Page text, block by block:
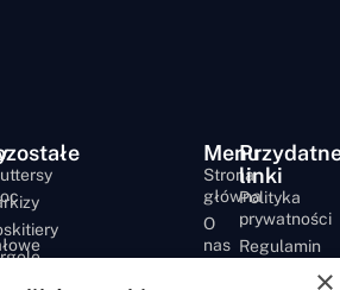
Menu
Strona
główna
O
nas
linki
Polityka
prywatności
Regulamin
×